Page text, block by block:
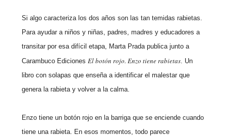
Si algo caracteriza los dos años son las tan temidas rabietas.
Para ayudar a niños y niñas, padres, madres y educadores a
transitar por esa difícil etapa, Marta Prada publica junto a
Carambuco Ediciones El botón rojo. Enzo tiene rabietas. Un
libro con solapas que enseña a identificar el malestar que
genera la rabieta y volver a la calma.
Enzo tiene un botón rojo en la barriga que se enciende cuando
tiene una rabieta. En esos momentos, todo parece